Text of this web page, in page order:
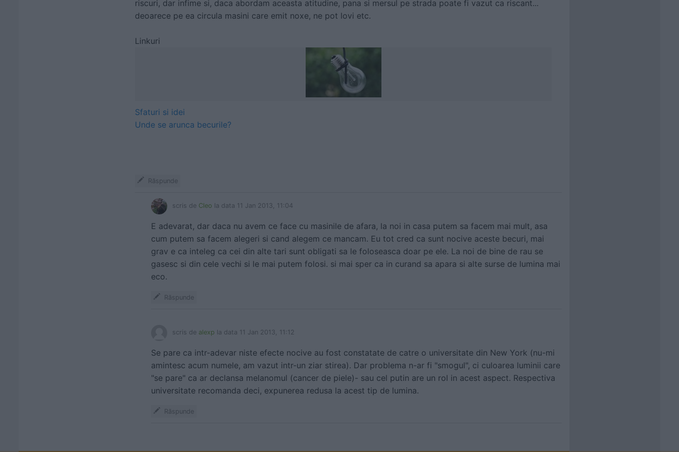
riscuri, dar infime si, daca abordam aceasta atitudine, pana si mersul pe strada poate fi vazut ca riscant...
deoarece pe ea circula masini care emit noxe, ne pot lovi etc.
Linkuri
Sfaturi si idei
Unde se arunca becurile?
Răspunde
scris de Cleo la data 11 Jan 2013, 11:04
E adevarat, dar daca nu avem ce face cu masinile de afara, la noi in casa putem sa facem mai mult, asa
cum putem sa facem alegeri si cand alegem ce mancam. Eu tot cred ca sunt nocive aceste becuri, mai
grav e ca inteleg ca cei din alte tari sunt obligati sa le foloseasca doar pe ele. La noi de bine de rau se
gasesc si din cele vechi si le mai putem folosi. si mai sper ca in curand sa apara si alte surse de lumina mai
eco.
Răspunde
scris de alexp la data 11 Jan 2013, 11:12
Se pare ca intr-adevar niste efecte nocive au fost constatate de catre o universitate din New York (nu-mi
amintesc acum numele, am vazut intr-un ziar stirea). Dar problema n-ar fi "smogul", ci culoarea luminii care
"se pare" ca ar declansa melanomul (cancer de piele)- sau cel putin are un rol in acest aspect. Respectiva
universitate recomanda deci, expunerea redusa la acest tip de lumina.
Răspunde